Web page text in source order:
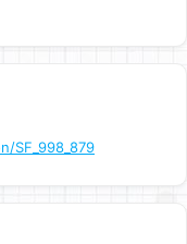
SF_998_879